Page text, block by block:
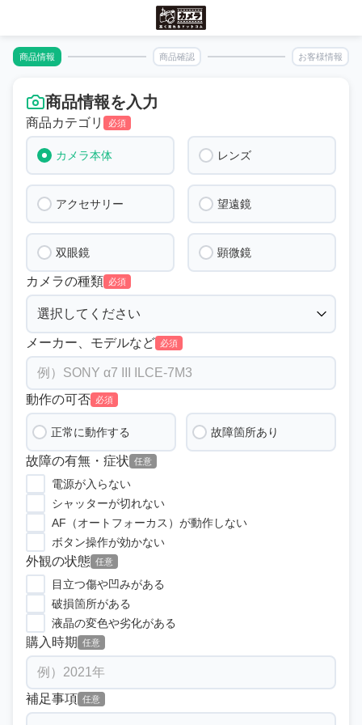
商品情報 商品確認 お客様情報
商品情報を入力
商品カテゴリ 必須
カメラ本体 レンズ
アクセサリー 望遠鏡
双眼鏡 顕微鏡
カメラの種類 必須
メーカー、モデルなど 必須
動作の可否 必須
正常に動作する 故障箇所あり
故障の有無・症状 任意
電源が入らない
シャッターが切れない
AF（オートフォーカス）が動作しない
ボタン操作が効かない
外観の状態 任意
目立つ傷や凹みがある
破損箇所がある
液晶の変色や劣化がある
購入時期 任意
補足事項 任意